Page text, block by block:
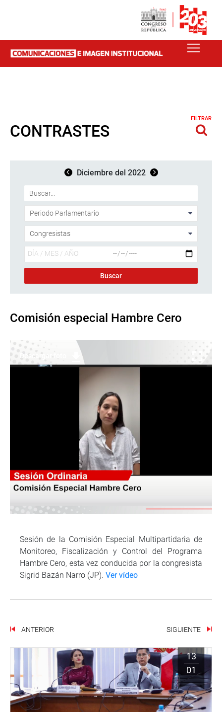
CONTRASTES
FILTRAR
Diciembre del 2022
Comisión especial Hambre Cero
Descargar foto
Sesión de la Comisión Especial Multipartidaria de
Monitoreo, Fiscalización y Control del Programa
Hambre Cero, esta vez conducida por la congresista
Sigrid Bazán Narro (JP). Ver vídeo
ANTERIOR SIGUIENTE
13
01